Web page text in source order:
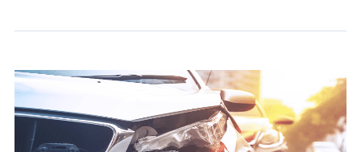
【共同して利用される利用データの項目】
当社又は株式会社NTTドコモがサービス提供等を通じて取得
した、以下の情報などの個人データ